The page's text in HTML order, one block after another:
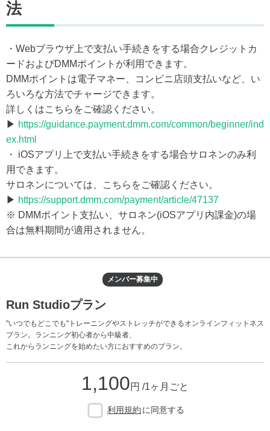
法
・Webブラウザ上で支払い手続きをする場合クレジットカ
ードおよびDMMポイントが利用できます。
DMMポイントは電子マネー、コンビニ店頭支払いなど、い
ろいろな方法でチャージできます。
詳しくはこちらをご確認ください。
▶ https://guidance.payment.dmm.com/common/beginner/ind
ex.html
・ iOSアプリ上で支払い手続きをする場合サロネンのみ利
用できます。
サロネンについては、こちらをご確認ください。
▶ https://support.dmm.com/payment/article/47137
※ DMMポイント支払い、サロネン(iOSアプリ内課金)の場
合は無料期間が適用されません。
メンバー募集中
Run Studioプラン
"いつでもどこでも"トレーニングやストレッチができるオンラインフィットネス
プラン。ランニング初心者から中級者、
これからランニングを始めたい方におすすめのプラン。
1,100円 /1ヶ月ごと
利用規約 に同意する